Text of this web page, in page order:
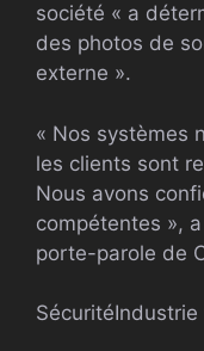
société « a
des photos de
externe ».
« Nos systèmes
les clients sont
Nous avons
compétentes »,
porte-parole de
SécuritéIndustrie